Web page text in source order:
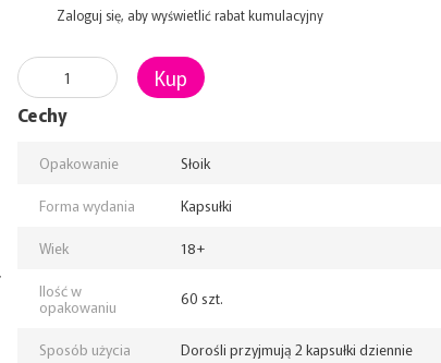
Zaloguj się, aby wyświetlić rabat kumulacyjny
Kup
Cechy
Opakowanie Słoik
Forma wydania Kapsułki
Wiek 18+
Ilość w
opakowaniu 60 szt.
Sposób użycia Dorośli przyjmują 2 kapsułki dziennie